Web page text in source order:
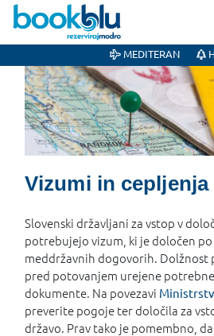
MEDITERAN
Vizumi in cepljenja
Slovenski državljani za vstop v
potrebujejo vizum, ki je določen
meddržavnih dogovorih. Dolžnost
pred potovanjem urejene
dokumente. Na povezavi
preverite pogoje ter določila za
državo. Prav tako je pomembno,